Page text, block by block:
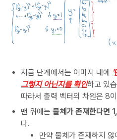
지금 단계에서는 이미지 내에 '
그렇지 아닌지를 확인하고 있
따라서 출력 벡터의 차원은 8
맨 위에는 물체가 존재한다면
다.
만약 물체가 존재하지